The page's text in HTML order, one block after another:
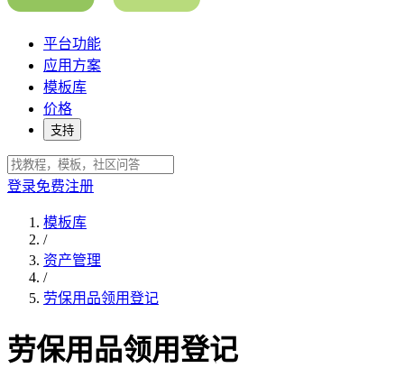
平台功能
应用方案
模板库
价格
支持
登录免费注册
模板库
/
资产管理
/
劳保用品领用登记
劳保用品领用登记